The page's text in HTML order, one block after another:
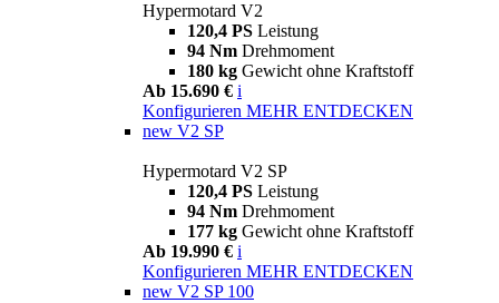
Hypermotard V2
120,4 PS Leistung
94 Nm Drehmoment
180 kg Gewicht ohne Kraftstoff
Ab 15.690 € i
Konfigurieren MEHR ENTDECKEN
new V2 SP
Hypermotard V2 SP
120,4 PS Leistung
94 Nm Drehmoment
177 kg Gewicht ohne Kraftstoff
Ab 19.990 € i
Konfigurieren MEHR ENTDECKEN
new V2 SP 100